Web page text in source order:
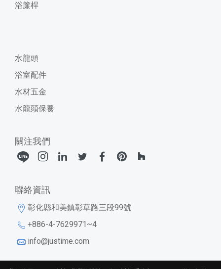
浴簾桿
水龍頭
浴室配件
水材五金
水龍頭保養
關注我們
聯絡資訊
彰化縣和美鎮彰草路三段99號
+886-4-7629971~4
info@justime.com